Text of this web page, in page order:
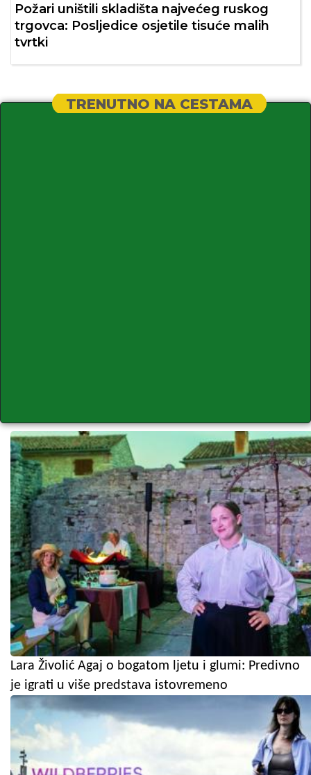
Požari uništili skladišta najvećeg ruskog
trgovca: Posljedice osjetile tisuće malih
tvrtki
TRENUTNO NA CESTAMA
Lara Živolić Agaj o bogatom ljetu i glumi: Predivno
je igrati u više predstava istovremeno